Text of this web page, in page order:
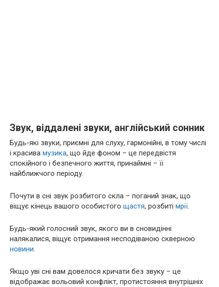
Звук, віддалені звуки, англійський сонник
Будь-які звуки, приємні для слуху, гармонійні, в тому числі
і красива музика, що йде фоном – це передвістя
спокійного і безпечного життя, принаймні – її
найближчого періоду.
Почути в сні звук розбитого скла – поганий знак, що
віщує кінець вашого особистого щастя, розбиті мрії.
Будь-який голосний звук, якого ви в сновидінні
налякалися, віщує отримання несподіваною скверною
новини.
Якщо уві сні вам довелося кричати без звуку – це
відображає вольовий конфлікт, протистояння внутрішніх